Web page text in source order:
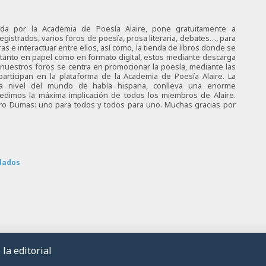
por la Academia de Poesía Alaire, pone gratuitamente a
varios foros de poesía, prosa literaria, debates…, para
e interactuar entre ellos, así como, la tienda de libros donde se
en papel como en formato digital, estos mediante descarga
foros se centra en promocionar la poesía, mediante las
en la plataforma de la Academia de Poesía Alaire. La
nivel del mundo de habla hispana, conlleva una enorme
la máxima implicación de todos los miembros de Alaire.
Dumas: uno para todos y todos para uno. Muchas gracias por
la editorial